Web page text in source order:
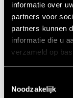
informatie over
partners voor
partners kunnen
informatie die u
verzameld op
Noodzakelijk